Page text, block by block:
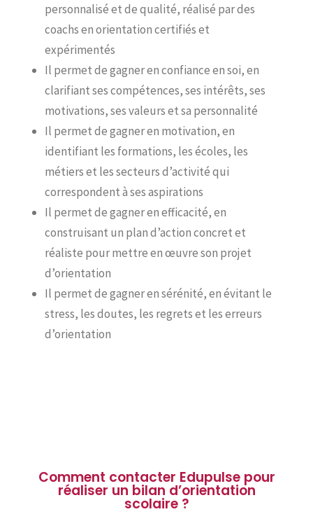
personnalisé et de qualité, réalisé par des
coachs en orientation certifiés et
expérimentés
Il permet de gagner en confiance en soi, en
clarifiant ses compétences, ses intérêts, ses
motivations, ses valeurs et sa personnalité
Il permet de gagner en motivation, en
identifiant les formations, les écoles, les
métiers et les secteurs d’activité qui
correspondent à ses aspirations
Il permet de gagner en efficacité, en
construisant un plan d’action concret et
réaliste pour mettre en œuvre son projet
d’orientation
Il permet de gagner en sérénité, en évitant le
stress, les doutes, les regrets et les erreurs
d’orientation
Comment contacter Edupulse pour
réaliser un bilan d’orientation
scolaire ?